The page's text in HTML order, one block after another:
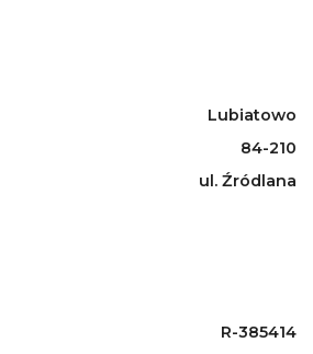
Lubiatowo
84-210
ul. Źródlana
R-385414